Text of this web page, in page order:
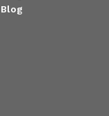
Blog